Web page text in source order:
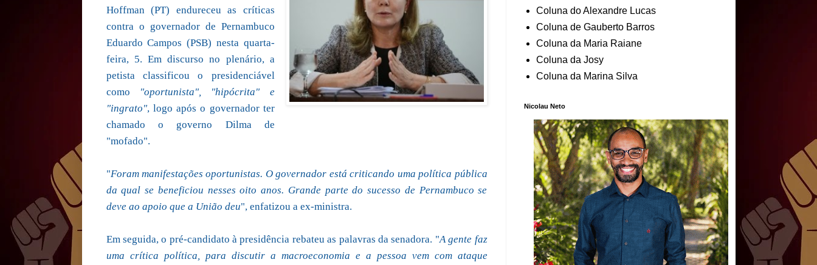
Hoffman (PT) endureceu as críticas
contra o governador de Pernambuco
Eduardo Campos (PSB) nesta quarta-
feira, 5. Em discurso no plenário, a
petista classificou o presidenciável
como
"oportunista", "hipócrita" e
"ingrato", logo após o governador ter
chamado o governo Dilma de
"mofado".
"Foram manifestações oportunistas. O governador está criticando uma política pública
da qual se beneficiou nesses oito anos. Grande parte do sucesso de Pernambuco se
deve ao apoio que a União deu", enfatizou a ex-ministra.
Em seguida, o pré-candidato à presidência rebateu as palavras da senadora. "A gente faz
uma crítica política, para discutir a macroeconomia e a pessoa vem com ataque
Coluna do Alexandre Lucas
Coluna de Gauberto Barros
Coluna da Maria Raiane
Coluna da Josy
Coluna da Marina Silva
Nicolau Neto